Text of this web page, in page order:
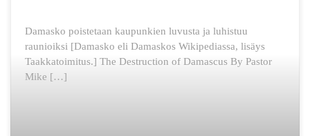
Damasko poistetaan kaupunkien luvusta ja luhistuu
raunioiksi [Damasko eli Damaskos Wikipediassa, lisäys
Taakkatoimitus.] The Destruction of Damascus By Pastor
Mike […]